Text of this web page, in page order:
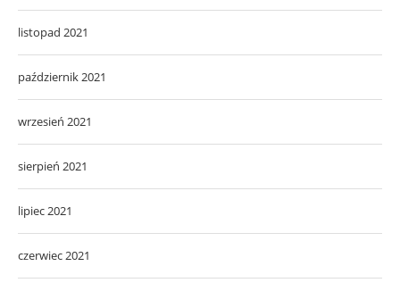
listopad 2021
październik 2021
wrzesień 2021
sierpień 2021
lipiec 2021
czerwiec 2021